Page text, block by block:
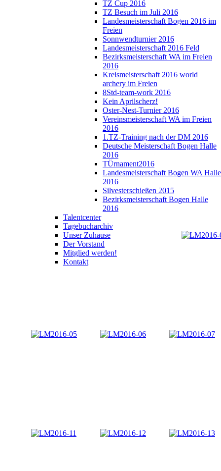
TZ Cup 2016
TZ Besuch im Juli 2016
Landesmeisterschaft Bogen 2016 im
Freien
Sonnwendturnier 2016
Landesmeisterschaft 2016 Feld
Bezirksmeisterschaft WA im Freien
2016
Kreismeisterschaft 2016 world
archery im Freien
8Std-team-work 2016
Kein Aprilscherz!
Oster-Nest-Turnier 2016
Vereinsmeisterschaft WA im Freien
2016
1.TZ-Training nach der DM 2016
Deutsche Meisterschaft Bogen Halle
2016
TÜrnament2016
Landesmeisterschaft Bogen WA Halle
2016
Silvesterschießen 2015
Bezirksmeisterschaft Bogen Halle
2016
Talentcenter
Tagebucharchiv
Unser Zuhause
Der Vorstand
Mitglied werden!
Kontakt